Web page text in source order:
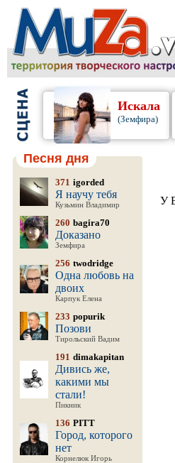
Искала
(Земфира)
Песня дня
371 igorded
Я научу тебя
Кузьмин Владимир
260 bagira70
Доказано
Земфира
256 twodridge
Одна любовь на
двоих
Карпук Елена
233 popurik
Позови
Тирольский Вадим
191 dimakapitan
Дивись же,
какими мы
стали!
Пикник
136 PITT
Город, которого
нет
Корнелюк Игорь
У